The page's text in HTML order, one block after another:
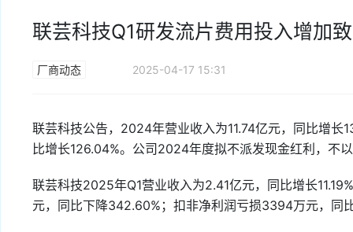
联芸科技Q1研发流片费用投入增加
厂商动态 2025-04-17 15:31
联芸科技公告，2024年营业收入为11.74亿元，同比增长
比增长126.04%。公司2024年度拟不派发现金红利，不
联芸科技2025年Q1营业收入为2.41亿元，同比增长
元，同比下降342.60%；扣非净利润亏损3394万元，同